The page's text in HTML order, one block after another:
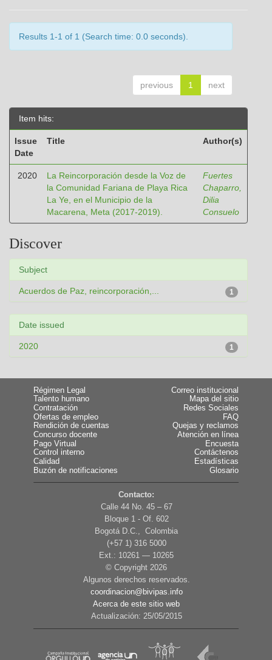
Results 1-1 of 1 (Search time: 0.0 seconds).
previous 1 next
Item hits:
Issue
Date
Title Author(s)
2020
La Reincorporación desde la Voz de
la Comunidad Fariana de Playa Rica
La Ye, en el Municipio de la
Macarena, Meta (2017-2019).
Fuertes
Chaparro,
Dilia
Consuelo
Discover
Subject
1
Acuerdos de Paz, reincorporación,...
Date issued
1
2020
Régimen Legal
Talento humano
Contratación
Ofertas de empleo
Rendición de cuentas
Concurso docente
Pago Virtual
Control interno
Calidad
Buzón de notificaciones
Correo institucional
Mapa del sitio
Redes Sociales
FAQ
Quejas y reclamos
Atención en línea
Encuesta
Contáctenos
Estadísticas
Glosario
Contacto:
Calle 44 No. 45 – 67
Bloque 1 - Of. 602
Bogotá D.C., Colombia
(+57 1) 316 5000
Ext.: 10261 — 10265
© Copyright 2026
Algunos derechos reservados.
coordinacion@bivipas.info
Acerca de este sitio web
Actualización: 25/05/2015